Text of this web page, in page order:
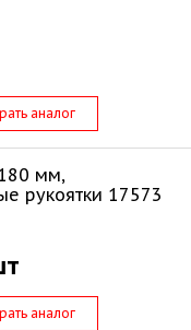
аналог
мм,
рукоятки 17573
аналог